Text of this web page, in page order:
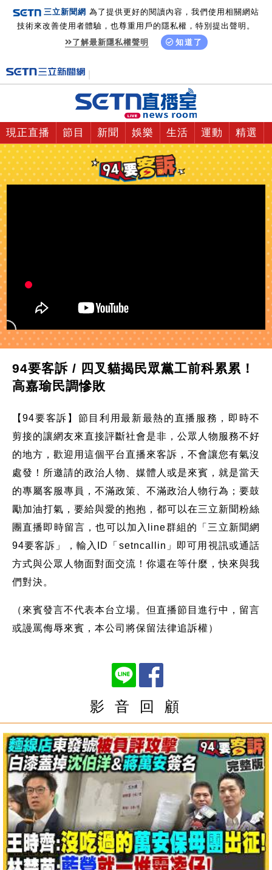
三立新聞網 為了提供更好的閱讀內容，我們使用相關網站
技術來改善使用者體驗，也尊重用戶的隱私權，特別提出聲明。
了解最新隱私權聲明
知道了
現正直播 節目 新聞 娛樂 生活 運動 精選
94要客訴 / 四叉貓揭民眾黨工前科累累！
高嘉瑜民調慘敗
【94要客訴】節目利用最新最熱的直播服務，即時不
剪接的讓網友來直接評斷社會是非，公眾人物服務不好
的地方，歡迎用這個平台直播來客訴，不會讓您有氣沒
處發！所邀請的政治人物、媒體人或是來賓，就是當天
的專屬客服專員，不滿政策、不滿政治人物行為；要鼓
勵加油打氣，要給與愛的抱抱，都可以在三立新聞粉絲
團直播即時留言，也可以加入line群組的「三立新聞網
94要客訴」，輸入ID「setncallin」即可用視訊或通話
方式與公眾人物面對面交流！你還在等什麼，快來與我
們對決。
（來賓發言不代表本台立場。但直播節目進行中，留言
或謾罵侮辱來賓，本公司將保留法律追訴權）
影 音 回 顧